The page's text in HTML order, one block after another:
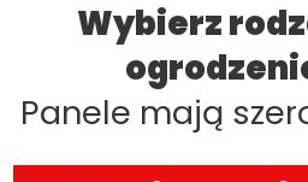
Wybierz
Panele mają